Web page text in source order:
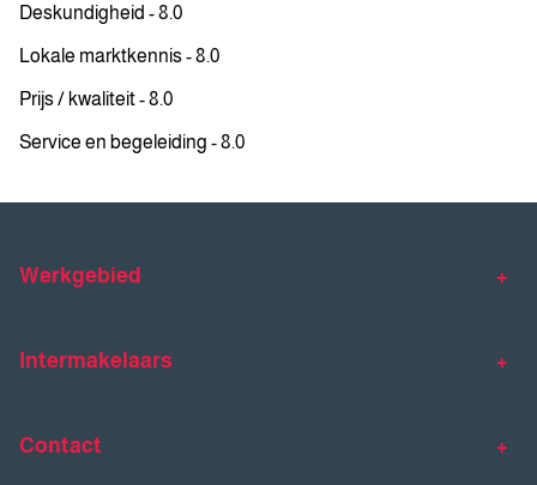
Deskundigheid - 8.0
Lokale marktkennis - 8.0
Prijs / kwaliteit - 8.0
Service en begeleiding - 8.0
Werkgebied
Intermakelaars
Contact